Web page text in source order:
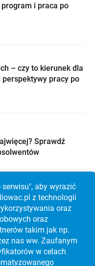
i praca po
– czy to kierunek dla
pracy po
Sprawdź
Maastricht
kroku
aby wyrazić
z technologii
oraz
oraz
takim jak np.
nas ww. Zaufanym
w celach